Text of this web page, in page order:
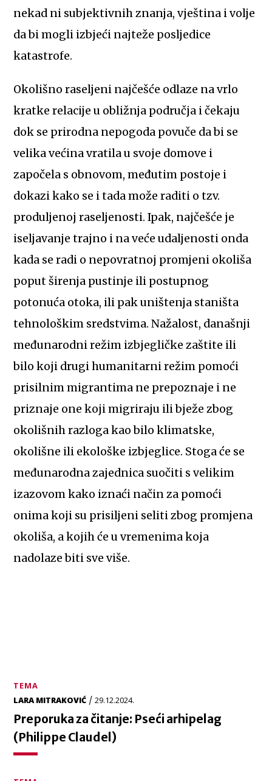
nekad ni subjektivnih znanja, vještina i volje
da bi mogli izbjeći najteže posljedice
katastrofe.
Okolišno raseljeni najčešće odlaze na vrlo
kratke relacije u obližnja područja i čekaju
dok se prirodna nepogoda povuče da bi se
velika većina vratila u svoje domove i
započela s obnovom, međutim postoje i
dokazi kako se i tada može raditi o tzv.
produljenoj raseljenosti. Ipak, najčešće je
iseljavanje trajno i na veće udaljenosti onda
kada se radi o nepovratnoj promjeni okoliša
poput širenja pustinje ili postupnog
potonuća otoka, ili pak uništenja staništa
tehnološkim sredstvima. Nažalost, današnji
međunarodni režim izbjegličke zaštite ili
bilo koji drugi humanitarni režim pomoći
prisilnim migrantima ne prepoznaje i ne
priznaje one koji migriraju ili bježe zbog
okolišnih razloga kao bilo klimatske,
okolišne ili ekološke izbjeglice. Stoga će se
međunarodna zajednica suočiti s velikim
izazovom kako iznaći način za pomoći
onima koji su prisiljeni seliti zbog promjena
okoliša, a kojih će u vremenima koja
nadolaze biti sve više.
TEMA
LARA MITRAKOVIĆ /29.12.2024.
Preporuka za čitanje: Pseći arhipelag
(Philippe Claudel)